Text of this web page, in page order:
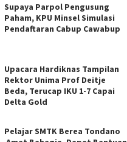
Supaya Parpol Pengusung
Paham, KPU Minsel Simulasi
Pendaftaran Cabup Cawabup
Upacara Hardiknas Tampilan
Rektor Unima Prof Deitje
Beda, Terucap IKU 1-7 Capai
Delta Gold
Pelajar SMTK Berea Tondano